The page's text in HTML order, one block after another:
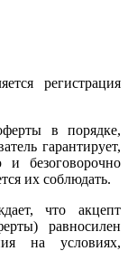
регистрация
в порядке,
гарантирует,
и безоговорочно
их соблюдать.
что акцепт
равносилен
на условиях,